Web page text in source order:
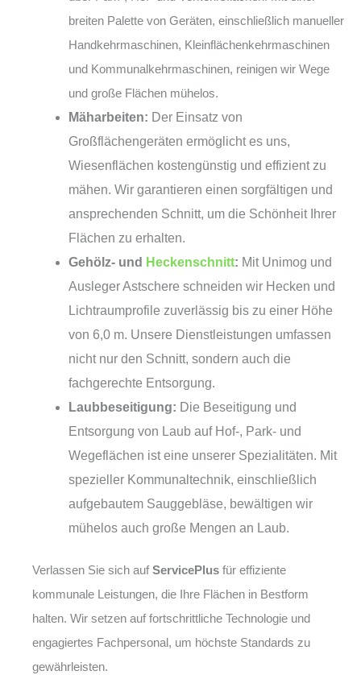
breiten Palette von Geräten, einschließlich manueller
Handkehrmaschinen, Kleinflächenkehrmaschinen
und Kommunalkehrmaschinen, reinigen wir Wege
und große Flächen mühelos.
Mäharbeiten: Der Einsatz von
Großflächengeräten ermöglicht es uns,
Wiesenflächen kostengünstig und effizient zu
mähen. Wir garantieren einen sorgfältigen und
ansprechenden Schnitt, um die Schönheit Ihrer
Flächen zu erhalten.
Gehölz- und Heckenschnitt: Mit Unimog und
Ausleger Astschere schneiden wir Hecken und
Lichtraumprofile zuverlässig bis zu einer Höhe
von 6,0 m. Unsere Dienstleistungen umfassen
nicht nur den Schnitt, sondern auch die
fachgerechte Entsorgung.
Laubbeseitigung: Die Beseitigung und
Entsorgung von Laub auf Hof-, Park- und
Wegeflächen ist eine unserer Spezialitäten. Mit
spezieller Kommunaltechnik, einschließlich
aufgebautem Sauggebläse, bewältigen wir
mühelos auch große Mengen an Laub.
Verlassen Sie sich auf ServicePlus für effiziente
kommunale Leistungen, die Ihre Flächen in Bestform
halten. Wir setzen auf fortschrittliche Technologie und
engagiertes Fachpersonal, um höchste Standards zu
gewährleisten.